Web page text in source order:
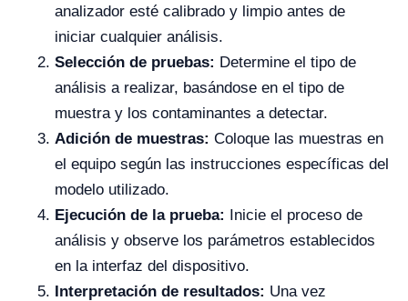
analizador esté calibrado y limpio antes de
iniciar cualquier análisis.
Selección de pruebas: Determine el tipo de
análisis a realizar, basándose en el tipo de
muestra y los contaminantes a detectar.
Adición de muestras: Coloque las muestras en
el equipo según las instrucciones específicas del
modelo utilizado.
Ejecución de la prueba: Inicie el proceso de
análisis y observe los parámetros establecidos
en la interfaz del dispositivo.
Interpretación de resultados: Una vez